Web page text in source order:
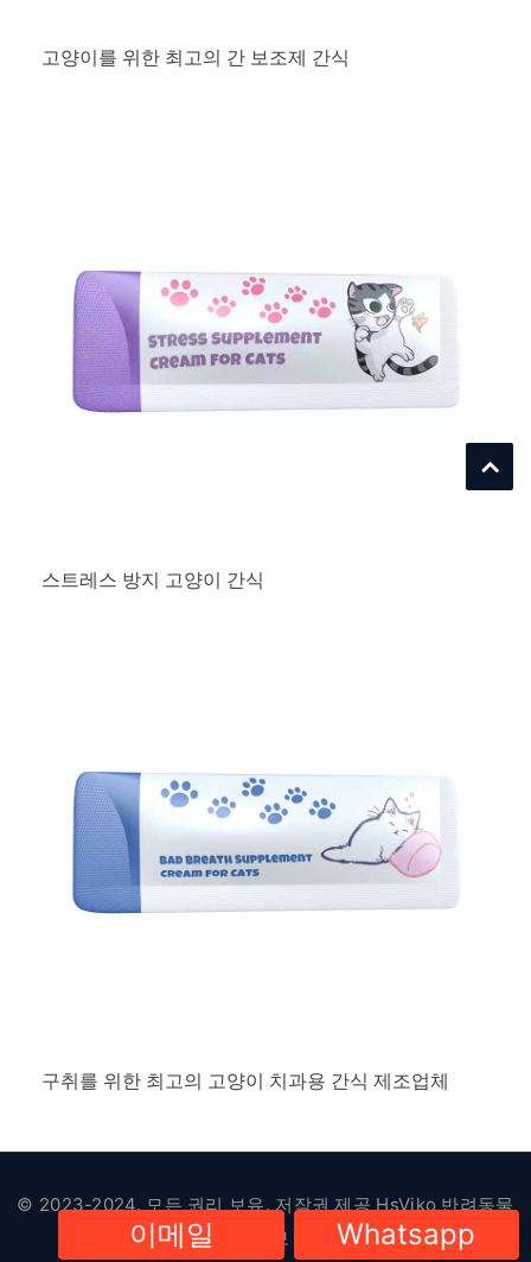
고양이를 위한 최고의 간 보조제 간식
스트레스 방지 고양이 간식
구취를 위한 최고의 고양이 치과용 간식 제조업체
이메일 Whatsapp
© 2023-2024. 모든 권리 보유. 저작권 제공HsViko 반려동물
용품| 개인정보 보호정책